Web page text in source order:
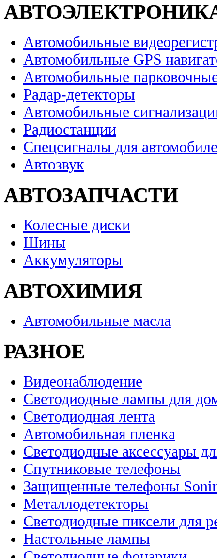
Автомобильные
Автомобильные GPS
Автомобильные
Радар-детекторы
Автомобильные
Радиостанции
Спецсигналы для
Автозвук
АВТОЗАПЧАСТИ
Колесные диски
Шины
Аккумуляторы
АВТОХИМИЯ
Автомобильные масла
РАЗНОЕ
Видеонаблюдение
Светодиодные лампы для
Светодиодная лента
Автомобильная пленка
Светодиодные аксессуары
Спутниковые телефоны
Защищенные телефоны
Металлодетекторы
Светодиодные пиксели для
Настольные лампы